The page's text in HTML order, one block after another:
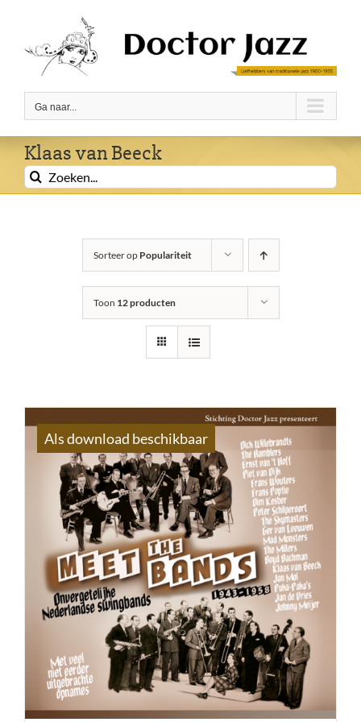
inhoud
Ga naar...
Klaas van Beeck
Zoeken
naar:
Sorteer op Populariteit
Toon 12 producten
Als download beschikbaar